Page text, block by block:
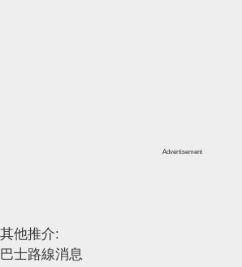
Advertisement
其他推介:
巴士路線消息